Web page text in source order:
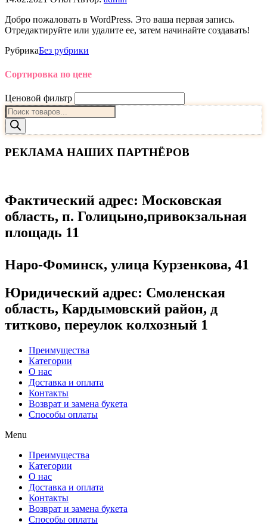
Добро пожаловать в WordPress. Это ваша первая запись.
Отредактируйте или удалите ее, затем начинайте создавать!
РубрикаБез рубрики
Сортировка по цене
Ценовой фильтр
Поиск
товаров
РЕКЛАМА НАШИХ ПАРТНЁРОВ
Фактический адрес: Московская
область, п. Голицыно,привокзальная
площадь 11
Наро-Фоминск, улица Курзенкова, 41
Юридический адрес: Смоленская
область, Кардымовский район, д
титково, переулок колхозный 1
Преимущества
Категории
О нас
Доставка и оплата
Контакты
Возврат и замена букета
Способы оплаты
Menu
Преимущества
Категории
О нас
Доставка и оплата
Контакты
Возврат и замена букета
Способы оплаты